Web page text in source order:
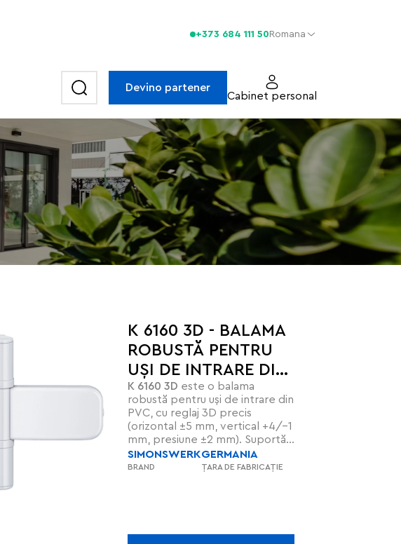
+373 684 111 50Romana
Devino partener
Cabinet personal
K 6160 3D - BALAMA
ROBUSTĂ PENTRU
UȘI DE INTRARE DIN
PVC
K 6160 3D
robustă pentru uși de intrare din
PVC, cu reglaj 3D precis
(orizontal ±5 mm, vertical +4/–1
mm, presiune ±2 mm). Suportă
până la 160 kg, are știft de
siguranță integrat și bucșe
SIMONSWERK
BRAND
GERMANIA
ȚARA DE FABRICAȚIE